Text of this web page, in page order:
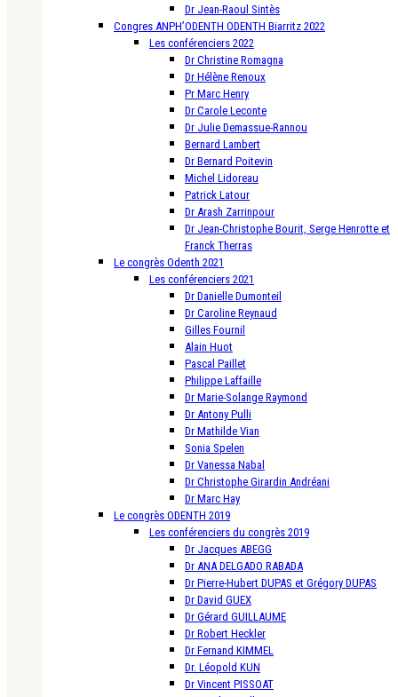
Dr Jean-Raoul Sintès
Congres ANPH’ODENTH ODENTH Biarritz 2022
Les conférenciers 2022
Dr Christine Romagna
Dr Hélène Renoux
Pr Marc Henry
Dr Carole Leconte
Dr Julie Demassue-Rannou
Bernard Lambert
Dr Bernard Poitevin
Michel Lidoreau
Patrick Latour
Dr Arash Zarrinpour
Dr Jean-Christophe Bourit, Serge Henrotte et
Franck Therras
Le congrès Odenth 2021
Les conférenciers 2021
Dr Danielle Dumonteil
Dr Caroline Reynaud
Gilles Fournil
Alain Huot
Pascal Paillet
Philippe Laffaille
Dr Marie-Solange Raymond
Dr Antony Pulli
Dr Mathilde Vian
Sonia Spelen
Dr Vanessa Nabal
Dr Christophe Girardin Andréani
Dr Marc Hay
Le congrès ODENTH 2019
Les conférenciers du congrès 2019
Dr Jacques ABEGG
Dr ANA DELGADO RABADA
Dr Pierre-Hubert DUPAS et Grégory DUPAS
Dr David GUEX
Dr Gérard GUILLAUME
Dr Robert Heckler
Dr Fernand KIMMEL
Dr. Léopold KUN
Dr Vincent PISSOAT